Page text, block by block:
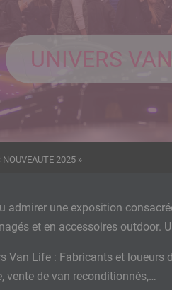
UNIVERS
2025 »
admirer une exposition
et en accessoires outdoor.
Van Life : Fabricants et
vente de van reconditionnés,…